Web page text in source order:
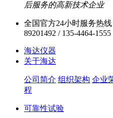
后服务的高新技术企业
全国官方24小时服务热
89201492 / 135-4464-1555
海达仪器
关于海达
公司简介 组织架构 企业
程
可靠性试验